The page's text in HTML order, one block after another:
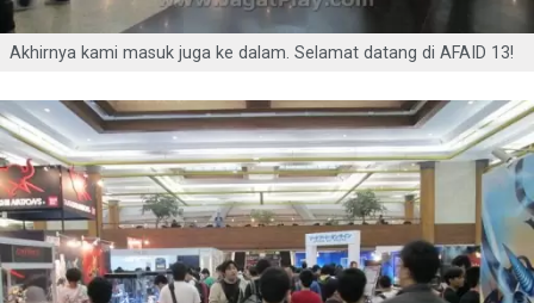
Akhirnya kami masuk juga ke dalam. Selamat datang di AFAID 13!